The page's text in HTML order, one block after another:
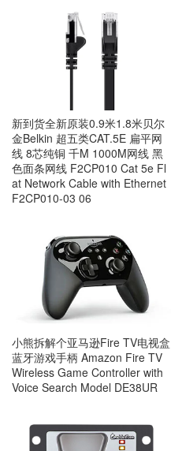
新到货全新原装0.9米1.8米贝尔
金Belkin 超五类CAT.5E 扁平网
线 8芯纯铜 千M 1000M网线 黑
色面条网线 F2CP010 Cat 5e Fl
at Network Cable with Ethernet
F2CP010-03 06
小熊拆解个亚马逊Fire TV电视盒
蓝牙游戏手柄 Amazon Fire TV
Wireless Game Controller with
Voice Search Model DE38UR